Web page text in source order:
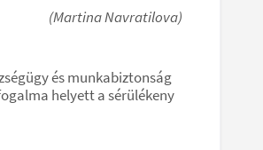
(Martina Navratilova)​
és munkabiztonság
helyett a sérülékeny